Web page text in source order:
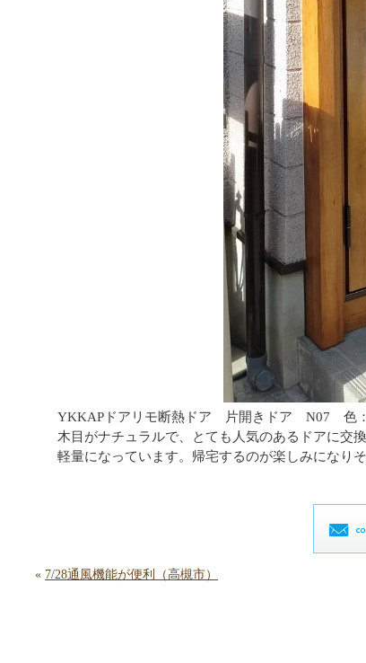
YKKAPドアリモ断熱ドア 片開きドア N07 色
木目がナチュラルで、とても人気のあるドアに交
軽量になっています。帰宅するのが楽しみになりそ
« 7/28通風機能が便利（高槻市）